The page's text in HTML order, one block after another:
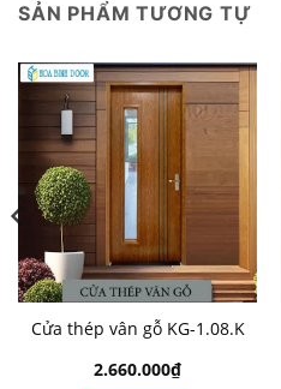
SẢN PHẨM TƯƠNG TỰ
Cửa thép vân gỗ KG-1.08.K
2.660.000₫